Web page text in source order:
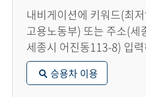
내비게이션에 키워드(최
고용노동부) 또는 주소(세
세종시 어진동113-8) 입
승용차 이용